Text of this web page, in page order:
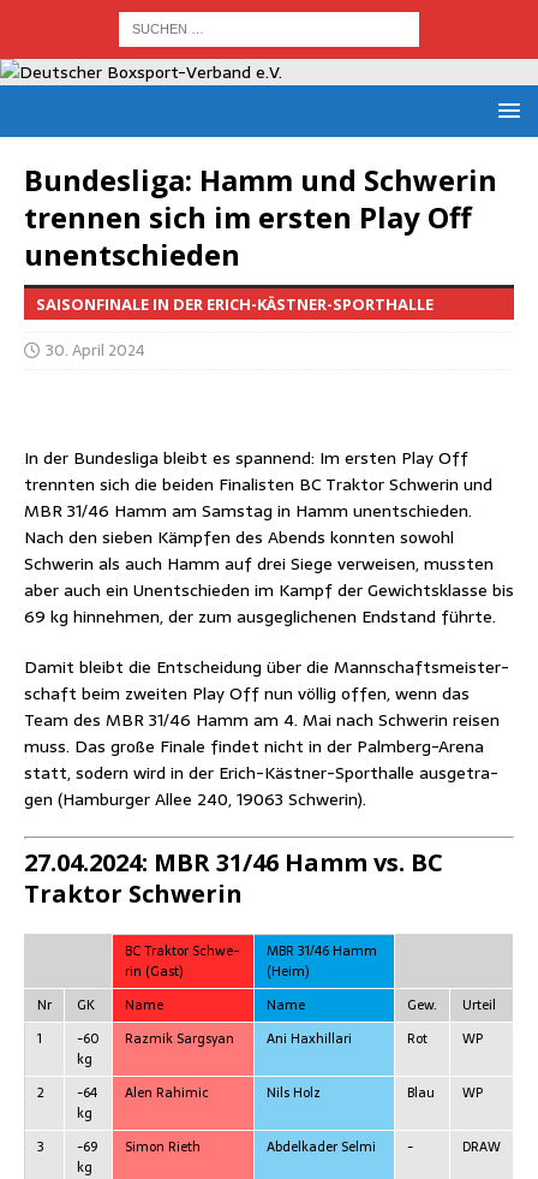
Bun­des­li­ga: Hamm und Schwe­rin
tren­nen sich im ers­ten Play Off
unentschieden
SAISONFINALE IN DER ERICH-KÄSTNER-SPORTHALLE
30. April 2024
In der Bun­des­li­ga bleibt es span­nend: Im ers­ten Play Off
trenn­ten sich die bei­den Fina­lis­ten BC Trak­tor Schwe­rin und
MBR 31/46 Hamm am Sams­tag in Hamm unent­schie­den.
Nach den sie­ben Kämp­fen des Abends konn­ten sowohl
Schwe­rin als auch Hamm auf drei Sie­ge ver­wei­sen, muss­ten
aber auch ein Unent­schie­den im Kampf der Gewichts­klas­se bis
69 kg hin­neh­men, der zum aus­ge­gli­che­nen End­stand führte.
Damit bleibt die Ent­schei­dung über die Mann­schafts­meis­ter­
schaft beim zwei­ten Play Off nun völ­lig offen, wenn das
Team des MBR 31/46 Hamm am 4. Mai nach Schwe­rin rei­sen
muss. Das gro­ße Fina­le fin­det nicht in der Palm­berg-Are­na
statt, sodern wird in der Erich-Käst­ner-Sport­hal­le aus­ge­tra­
gen (Ham­bur­ger Allee 240, 19063 Schwerin).
27.04.2024: MBR 31/46 Hamm vs. BC
Trak­tor Schwerin
BC Trak­tor Schwe­
rin (Gast)
MBR 31/46 Hamm
(Heim)
Nr
GK Name Name Gew.
Urteil
1
-60
kg
Raz­mik Sargsyan Ani Haxhil­la­ri Rot WP
2
-64
kg
Alen Rahi­mic Nils Holz Blau WP
3
-69
kg
Simon Rieth Abdel­ka­der Selmi - DRAW